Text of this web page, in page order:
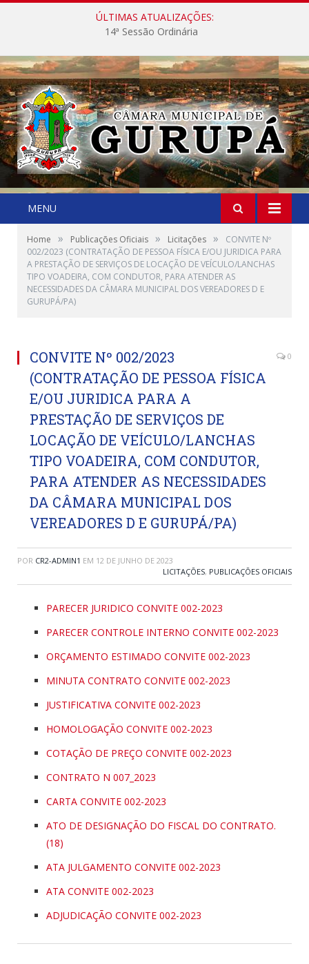
ÚLTIMAS ATUALIZAÇÕES:
14ª Sessão Ordinária
MENU
Home » Publicações Oficiais » Licitações »
CONVITE Nº
002/2023 (CONTRATAÇÃO DE PESSOA FÍSICA E/OU JURIDICA PARA
A PRESTAÇÃO DE SERVIÇOS DE LOCAÇÃO DE VEÍCULO/LANCHAS
TIPO VOADEIRA, COM CONDUTOR, PARA ATENDER AS
NECESSIDADES DA CÂMARA MUNICIPAL DOS VEREADORES D E
GURUPÁ/PA)
CONVITE Nº 002/2023
(CONTRATAÇÃO DE PESSOA FÍSICA
E/OU JURIDICA PARA A
PRESTAÇÃO DE SERVIÇOS DE
LOCAÇÃO DE VEÍCULO/LANCHAS
TIPO VOADEIRA, COM CONDUTOR,
PARA ATENDER AS NECESSIDADES
DA CÂMARA MUNICIPAL DOS
VEREADORES D E GURUPÁ/PA)
0
POR CR2-ADMIN1 EM 12 DE JUNHO DE 2023
LICITAÇÕES, PUBLICAÇÕES OFICIAIS
PARECER JURIDICO CONVITE 002-2023
PARECER CONTROLE INTERNO CONVITE 002-2023
ORÇAMENTO ESTIMADO CONVITE 002-2023
MINUTA CONTRATO CONVITE 002-2023
JUSTIFICATIVA CONVITE 002-2023
HOMOLOGAÇÃO CONVITE 002-2023
COTAÇÃO DE PREÇO CONVITE 002-2023
CONTRATO N 007_2023
CARTA CONVITE 002-2023
ATO DE DESIGNAÇÃO DO FISCAL DO CONTRATO.
(18)
ATA JULGAMENTO CONVITE 002-2023
ATA CONVITE 002-2023
ADJUDICAÇÃO CONVITE 002-2023